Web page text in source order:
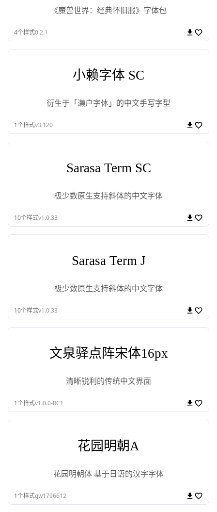
《魔兽世界：经典怀旧服》字体包
4个样式0.2.1
小赖字体 SC
衍生于「濑户字体」的中文手写字型
1个样式v3.120
Sarasa Term SC
极少数原生支持斜体的中文字体
10个样式v1.0.33
Sarasa Term J
极少数原生支持斜体的中文字体
10个样式v1.0.33
文泉驿点阵宋体16px
清晰锐利的传统中文界面
1个样式v1.0.0-RC1
花园明朝A
花园明朝体 基于日语的汉字字体
1个样式gw1796612